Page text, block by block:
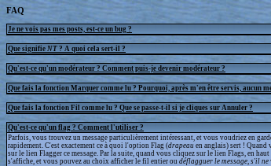
FAQ
Je ne vois pas mes posts, est-ce un bug ?
Que signifie NT ? A quoi cela sert-il ?
Qu'est-ce qu'un modérateur ? Comment puis-je devenir modérateur ?
Que fais la fonction Marquer comme lu ? Pourquoi, après m'en être servis, aucun
Que fais la fonction Fil comme lu ? Que se passe-t-il si je cliques sur Annuler ?
Qu'est-ce qu'un flag ? Comment l'utiliser ?
Parfois, vous trouvez un message particulièrement intéressant, et vous voudriez en
rapidement. C'est exactement ce à quoi l'option Flag (drapeau en anglais) sert ! Quand
sur le lien Flagger ce message. Par la suite, quand vous cliquez sur le lien Flags, en
s'affiche, et vous pouvez au choix afficher le fil entier ou déflagguer le message, s'il